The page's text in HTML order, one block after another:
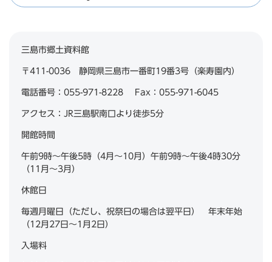
三島市郷土資料館
〒411-0036 静岡県三島市一番町19番3号（楽寿園内）
電話番号：055-971-8228 Fax：055-971-6045
アクセス：JR三島駅南口より徒歩5分
開館時間
午前9時～午後5時（4月～10月）午前9時～午後4時30分
（11月～3月）
休館日
毎週月曜日（ただし、祝祭日の場合は翌平日） 年末年始
（12月27日～1月2日）
入場料